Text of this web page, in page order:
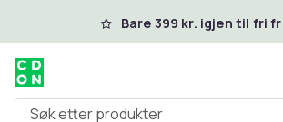
Hopp til hovedinnholdBare 399 kr. igjen til fri